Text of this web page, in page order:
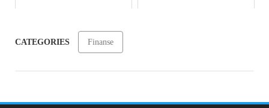
CATEGORIES Finanse